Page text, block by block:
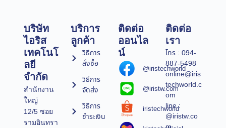
บริษัท
ไอริส
เทคโนโ
ลยี
จำกัด
สำนักงาน
ใหญ่
12/5 ซอย
รามอินทรา
บริการ
ลูกค้า
วิธีการ
สั่งซื้อ
วิธีการ
จัดส่ง
วิธีการ
ชำระเงิน
ติดต่อ
ออนไล
น์
@iristechworld
@iristw.com
iristechworld
ติดต่อ
เรา
โทร : 094-
887-5498
online@iris
techworld.c
om
line :
@iristw.co